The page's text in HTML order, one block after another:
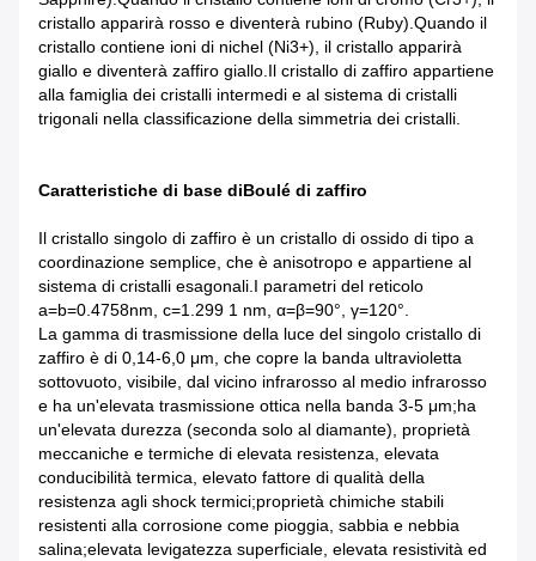
cristallo apparirà rosso e diventerà rubino (Ruby).Quando il
cristallo contiene ioni di nichel (Ni3+), il cristallo apparirà
giallo e diventerà zaffiro giallo.Il cristallo di zaffiro appartiene
alla famiglia dei cristalli intermedi e al sistema di cristalli
trigonali nella classificazione della simmetria dei cristalli.
Caratteristiche di base diBoulé di zaffiro
Il cristallo singolo di zaffiro è un cristallo di ossido di tipo a
coordinazione semplice, che è anisotropo e appartiene al
sistema di cristalli esagonali.I parametri del reticolo
a=b=0.4758nm, c=1.299 1 nm, α=β=90°, γ=120°.
La gamma di trasmissione della luce del singolo cristallo di
zaffiro è di 0,14-6,0 μm, che copre la banda ultravioletta
sottovuoto, visibile, dal vicino infrarosso al medio infrarosso
e ha un'elevata trasmissione ottica nella banda 3-5 μm;ha
un'elevata durezza (seconda solo al diamante), proprietà
meccaniche e termiche di elevata resistenza, elevata
conducibilità termica, elevato fattore di qualità della
resistenza agli shock termici;proprietà chimiche stabili
resistenti alla corrosione come pioggia, sabbia e nebbia
salina;elevata levigatezza superficiale, elevata resistività ed